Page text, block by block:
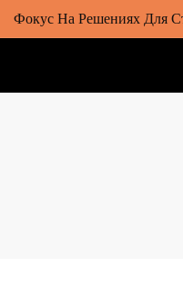
Фокус На Решениях Для